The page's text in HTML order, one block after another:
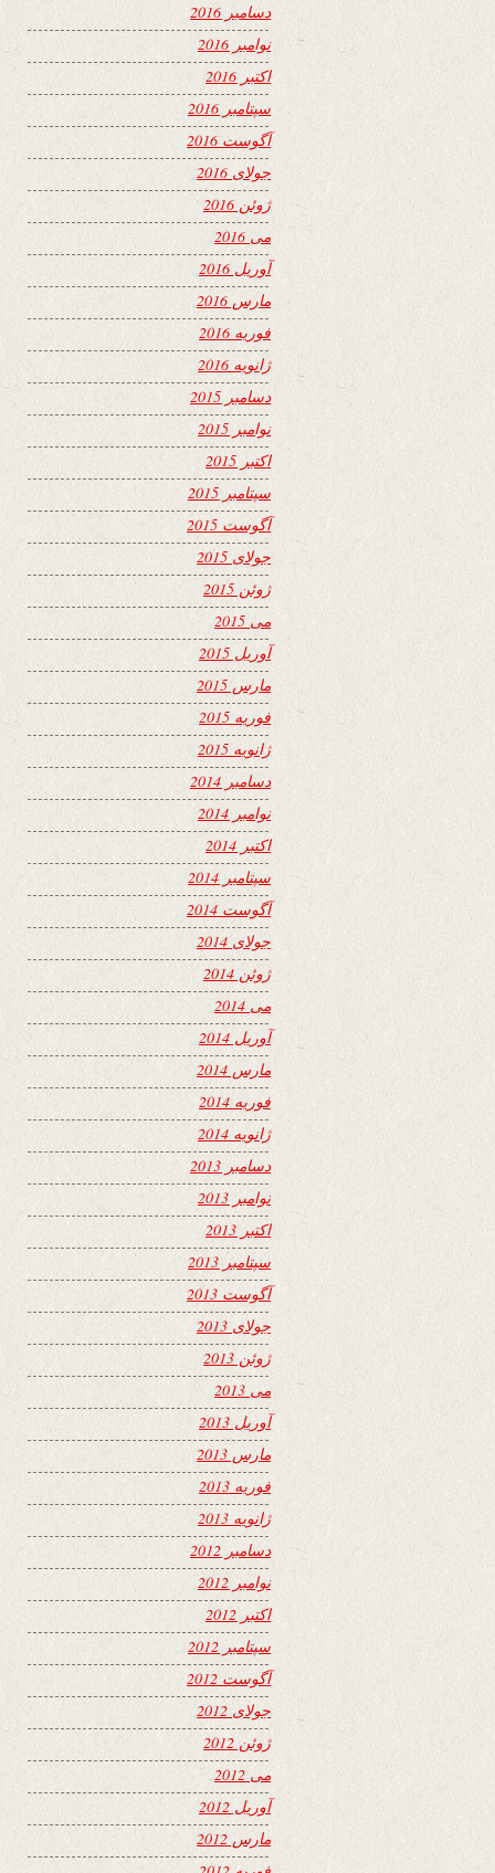
دسامبر 2016
نوامبر 2016
اکتبر 2016
سپتامبر 2016
آگوست 2016
جولای 2016
ژوئن 2016
می 2016
آوریل 2016
مارس 2016
فوریه 2016
ژانویه 2016
دسامبر 2015
نوامبر 2015
اکتبر 2015
سپتامبر 2015
آگوست 2015
جولای 2015
ژوئن 2015
می 2015
آوریل 2015
مارس 2015
فوریه 2015
ژانویه 2015
دسامبر 2014
نوامبر 2014
اکتبر 2014
سپتامبر 2014
آگوست 2014
جولای 2014
ژوئن 2014
می 2014
آوریل 2014
مارس 2014
فوریه 2014
ژانویه 2014
دسامبر 2013
نوامبر 2013
اکتبر 2013
سپتامبر 2013
آگوست 2013
جولای 2013
ژوئن 2013
می 2013
آوریل 2013
مارس 2013
فوریه 2013
ژانویه 2013
دسامبر 2012
نوامبر 2012
اکتبر 2012
سپتامبر 2012
آگوست 2012
جولای 2012
ژوئن 2012
می 2012
آوریل 2012
مارس 2012